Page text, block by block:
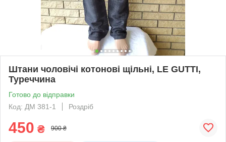
Штани чоловічі котонові щільні, LE GUTTI,
Туреччина
Готово до відправки
Код: ДМ 381-1
Роздріб
450 ₴ 900 ₴